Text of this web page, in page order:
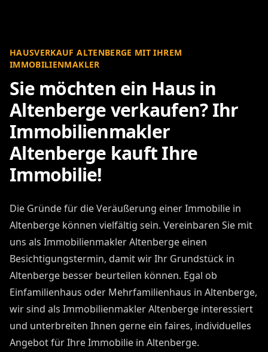
HAUSVERKAUF ALTENBERGE MIT IHREM
IMMOBILIENMAKLER
Sie möchten ein Haus in
Altenberge verkaufen? Ihr
Immobilienmakler
Altenberge kauft Ihre
Immobilie!
Die Gründe für die Veräußerung einer Immobilie in
Altenberge können vielfältig sein. Vereinbaren Sie mit
uns als Immobilienmakler Altenberge einen
Besichtigungstermin, damit wir Ihr Grundstück in
Altenberge besser beurteilen können. Egal ob
Einfamilienhaus oder Mehrfamilienhaus in Altenberge,
wir sind als Immobilienmakler Altenberge interessiert
und unterbreiten Ihnen gerne ein faires, individuelles
Angebot für Ihre Immobilie in Altenberge.